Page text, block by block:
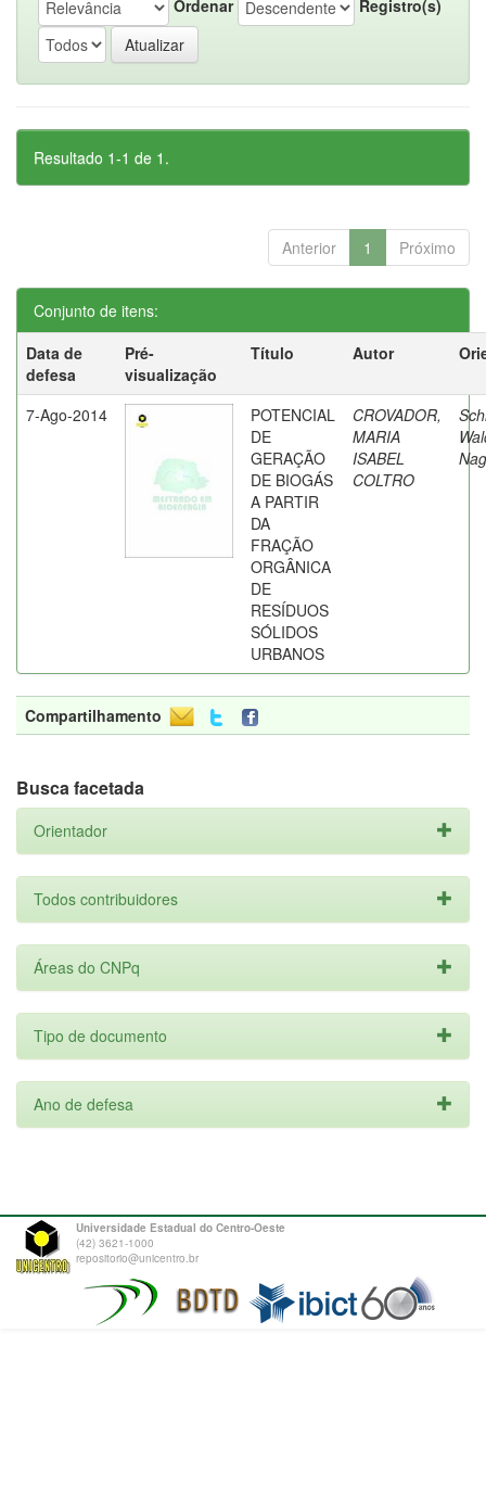
Ordenar
Registro(s)
Resultado 1-1 de 1.
Anterior 1 Próximo
Conjunto de itens:
Data de
defesa
Pré-
visualização
Título Autor
7-Ago-2014
POTENCIAL
DE
GERAÇÃO
DE BIOGÁS
A PARTIR
DA
FRAÇÃO
ORGÂNICA
DE
RESÍDUOS
SÓLIDOS
URBANOS
CROVADOR,
MARIA
ISABEL
COLTRO
Compartilhamento
Busca facetada
Orientador
Todos contribuidores
Áreas do CNPq
Tipo de documento
Ano de defesa
Universidade Estadual do Centro-Oeste
(42) 3621-1000
repositorio@unicentro.br